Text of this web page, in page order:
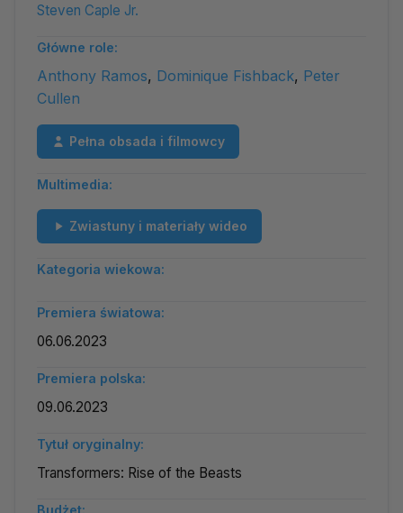
Steven Caple Jr.
Główne role:
Anthony Ramos, Dominique Fishback, Peter
Cullen
Pełna obsada i filmowcy
Multimedia:
Zwiastuny i materiały wideo
Kategoria wiekowa:
Premiera światowa:
06.06.2023
Premiera polska:
09.06.2023
Tytuł oryginalny:
Transformers: Rise of the Beasts
Budżet: